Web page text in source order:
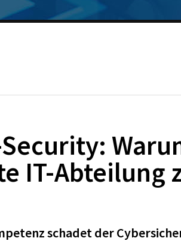
IT-Abteilung
schadet der